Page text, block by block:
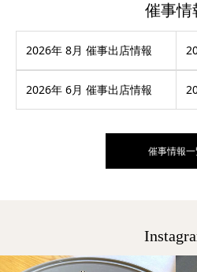
催事情
2026年 8月 催事出店情報
2026年 6月 催事出店情報
催事情報